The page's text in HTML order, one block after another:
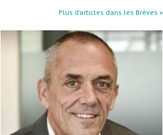
Plus d’articles dans les Brèves »